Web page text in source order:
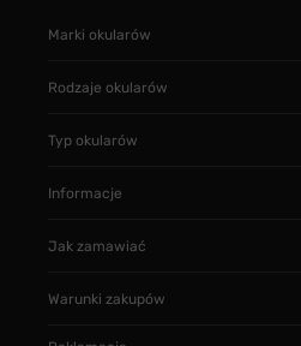
Marki okularów
Rodzaje okularów
Typ okularów
Informacje
Jak zamawiać
Warunki zakupów